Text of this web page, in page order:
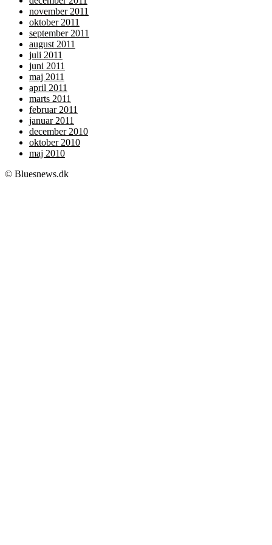
november 2011
oktober 2011
september 2011
august 2011
juli 2011
juni 2011
maj 2011
april 2011
marts 2011
februar 2011
januar 2011
december 2010
oktober 2010
maj 2010
© Bluesnews.dk